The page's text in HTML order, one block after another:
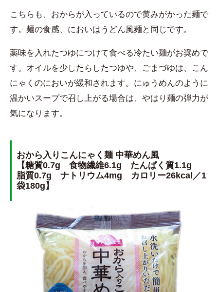
こちらも、おからが入っているので黄みがかった麺で
す。麺の食感、においはうどん風麺と同じです。
薬味を入れたつゆにつけて食べる冷たい麺がお奨めで
す。オイルを少したらしたつゆや、ごまづゆは、こん
にゃくのにおいが緩和されます。にゅうめんのように
温かいスープで召し上がる場合は、やはり麺の弾力が
気になります。
おから入りこんにゃく麺 中華めん風
【糖質0.7g 食物繊維6.1g たんぱく質1.1g
脂質0.7g ナトリウム4mg カロリー26kcal／1
袋180g】